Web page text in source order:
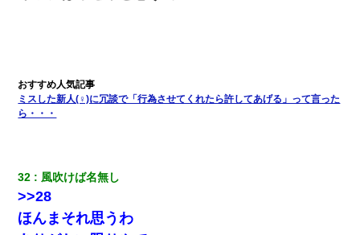
ミスした新人(♀)に冗談で「行為させてくれたら許してあげる」って言った
ら・・・
32 風吹けば名無し
>>28
ほんまそれ思うわ